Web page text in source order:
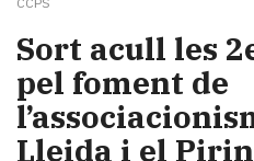
Sort acull les
pel foment de
Lleida i el